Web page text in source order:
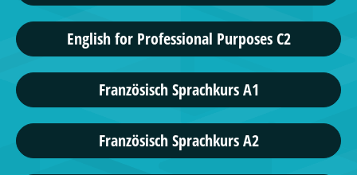
English for Professional Purposes C2
Französisch Sprachkurs A1
Französisch Sprachkurs A2